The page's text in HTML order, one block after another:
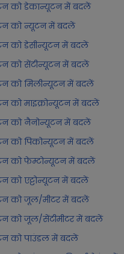
को डेकान्यूटन में बदलें
को न्यूटन में बदलें
को डेसीन्यूटन में बदलें
को सेंटीन्यूटन में बदलें
को मिलीन्यूटन में बदलें
को माइक्रोन्यूटन में बदलें
को नैनोन्यूटन में बदलें
को पिकोन्यूटन में बदलें
को फेम्टोन्यूटन में बदलें
को एट्टोन्यूटन में बदलें
को जूल/मीटर में बदलें
को जूल/सेंटीमीटर में बदलें
को पाउंडल में बदलें